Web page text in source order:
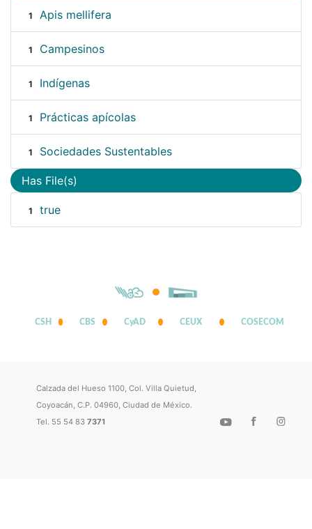
1 Apis mellifera
1 Campesinos
1 Indígenas
1 Prácticas apícolas
1 Sociedades Sustentables
Has File(s)
1 true
CSH CBS CyAD CEUX COSECOM
Calzada del Hueso 1100, Col. Villa Quietud,
Coyoacán, C.P. 04960, Ciudad de México.
Tel. 55 54 837371